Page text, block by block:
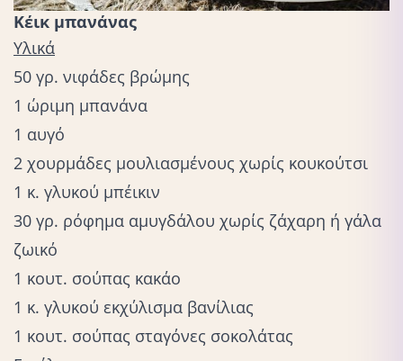
Κέικ μπανάνας
Υλικά
50 γρ. νιφάδες βρώμης⁠
1 ώριμη μπανάνα⁠
1 αυγό⁠
2 χουρμάδες μουλιασμένους χωρίς κουκούτσι
1 κ. γλυκού μπέικιν⁠
30 γρ. ρόφημα αμυγδάλου χωρίς ζάχαρη⁠ ή γάλα
ζωικό
1 κουτ. σούπας κακάο⁠
1 κ. γλυκού εκχύλισμα βανίλιας⁠
1 κουτ. σούπας σταγόνες σοκολάτας⁠